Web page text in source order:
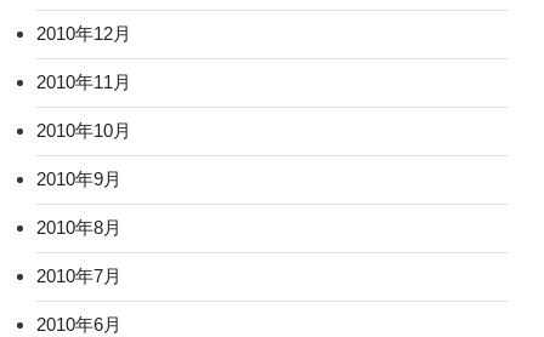
2010年12月
2010年11月
2010年10月
2010年9月
2010年8月
2010年7月
2010年6月